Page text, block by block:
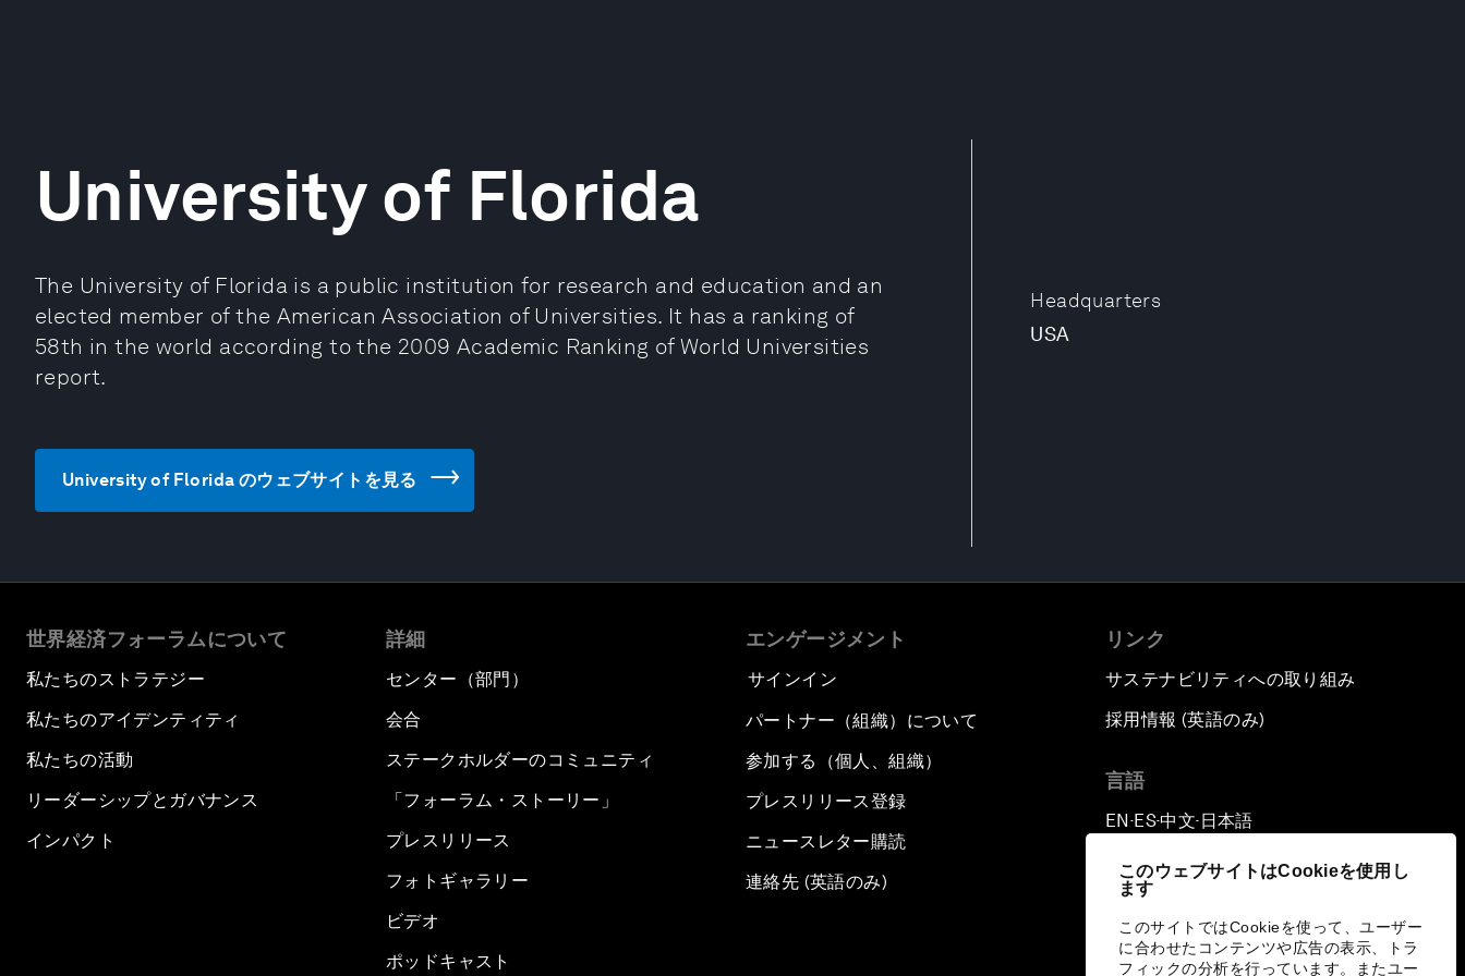
このウェブサイトはCookieを使用し
ます
このサイトではCookieを使って、ユーザー
に合わせたコンテンツや広告の表示、トラ
フィックの分析を行っています。またユー
Headquarters
USA
University of Florida
The University of Florida is a public institution for research and education and an
elected member of the American Association of Universities. It has a ranking of
58th in the world according to the 2009 Academic Ranking of World Universities
report.
University of Florida のウェブサイトを見る
世界経済フォーラムについて
私たちのストラテジー
私たちのアイデンティティ
私たちの活動
リーダーシップとガバナンス
インパクト
詳細
センター（部門）
会合
ステークホルダーのコミュニティ
「フォーラム・ストーリー」
プレスリリース
フォトギャラリー
ビデオ
ポッドキャスト
エンゲージメント
サインイン
パートナー（組織）について
参加する（個人、組織）
プレスリリース登録
ニュースレター購読
連絡先 (英語のみ)
リンク
サステナビリティへの取り組み
採用情報 (英語のみ)
言語
EN ▪ES▪中文▪ 日本語